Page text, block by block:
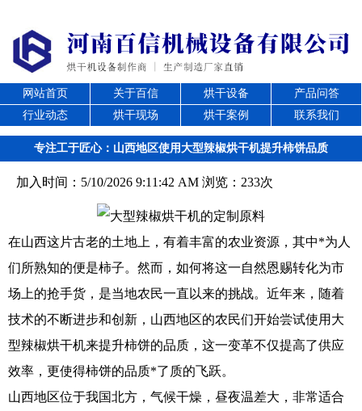
网站首页 关于百信 烘干设备
产品问答
行业动态
烘干现场 烘干案例 联系我们
专注工于匠心：山西地区使用大型辣椒烘干机提升柿饼品质
加入时间：5/10/2026 9:11:42 AM 浏览：233次
在山西这片古老的土地上，有着丰富的农业资源，其中*为人
们所熟知的便是柿子。然而，如何将这一自然恩赐转化为市
场上的抢手货，是当地农民一直以来的挑战。近年来，随着
技术的不断进步和创新，山西地区的农民们开始尝试使用大
型辣椒烘干机来提升柿饼的品质，这一变革不仅提高了供应
效率，更使得柿饼的品质*了质的飞跃。
山西地区位于我国北方，气候干燥，昼夜温差大，非常适合